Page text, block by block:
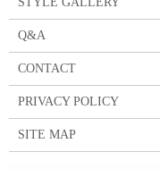
Q&A
CONTACT
PRIVACY POLICY
SITE MAP